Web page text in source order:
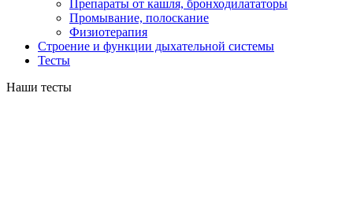
Препараты от кашля, бронходилататоры
Промывание, полоскание
Физиотерапия
Строение и функции дыхательной системы
Тесты
Наши тесты